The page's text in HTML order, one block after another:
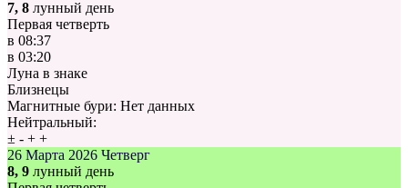
7, 8 лунный день
Первая четверть
в 08:37
в 03:20
Луна в знаке
Близнецы
Магнитные бури: Нет данных
Нейтральный:
± - + +
26 Марта 2026 Четверг
8, 9 лунный день